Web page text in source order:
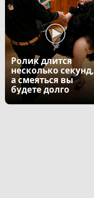
Ролик длится
несколько секунд,
а смеяться вы
будете долго